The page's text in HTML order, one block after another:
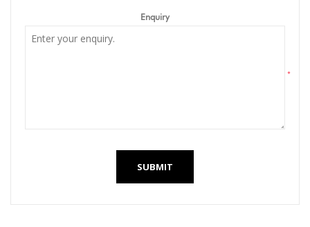
Enquiry
*
SUBMIT